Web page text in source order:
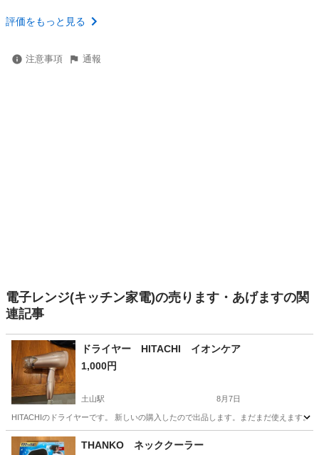
評価をもっと見る
注意事項 通報
電子レンジ(キッチン家電)の売ります・あげますの関
連記事
ドライヤー HITACHI イオンケア
1,000円
土山駅 8月7日
HITACHIのドライヤーです。 新しいの購入したので出品します。まだまだ使えます。
兵庫 加古郡 美容家電
THANKO ネッククーラー